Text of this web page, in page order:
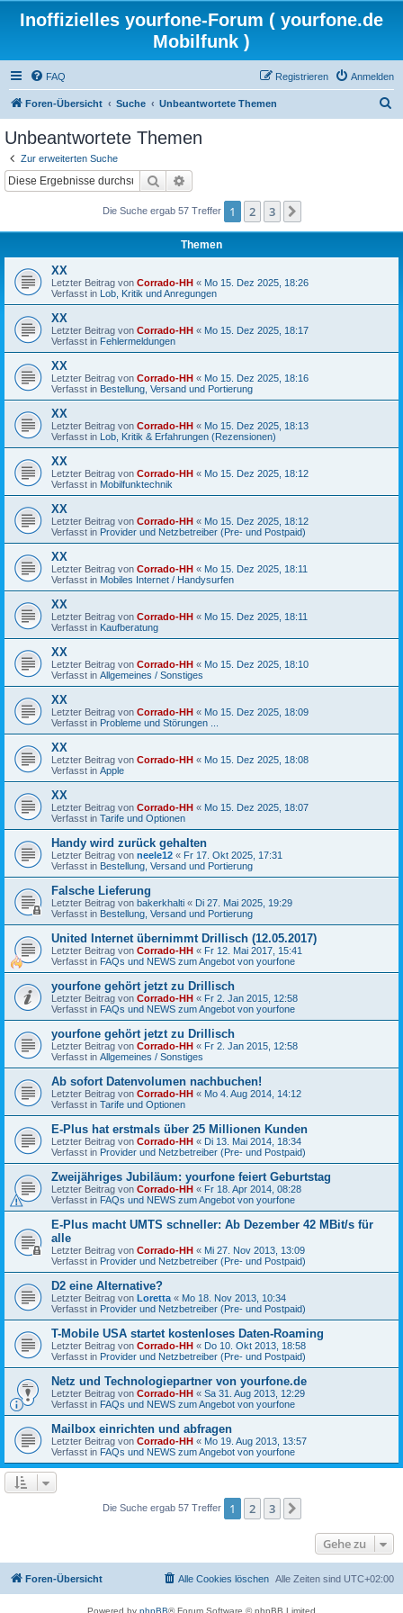
Inoffizielles yourfone-Forum ( yourfone.de
Mobilfunk )
FAQ Anmelden
Registrieren
Foren-Übersicht Suche Unbeantwortete Themen
Unbeantwortete Themen
Zur erweiterten Suche
Suche
Die Suche ergab 57 Treffer 1 2 3
Themen
XX
Letzter Beitrag von Corrado-HH « Mo 15. Dez 2025, 18:26
Verfasst in Lob, Kritik und Anregungen
XX
Letzter Beitrag von Corrado-HH « Mo 15. Dez 2025, 18:17
Verfasst in Fehlermeldungen
XX
Letzter Beitrag von Corrado-HH « Mo 15. Dez 2025, 18:16
Verfasst in Bestellung, Versand und Portierung
XX
Letzter Beitrag von Corrado-HH « Mo 15. Dez 2025, 18:13
Verfasst in Lob, Kritik & Erfahrungen (Rezensionen)
XX
Letzter Beitrag von Corrado-HH « Mo 15. Dez 2025, 18:12
Verfasst in Mobilfunktechnik
XX
Letzter Beitrag von Corrado-HH « Mo 15. Dez 2025, 18:12
Verfasst in Provider und Netzbetreiber (Pre- und Postpaid)
XX
Letzter Beitrag von Corrado-HH « Mo 15. Dez 2025, 18:11
Verfasst in Mobiles Internet / Handysurfen
XX
Letzter Beitrag von Corrado-HH « Mo 15. Dez 2025, 18:11
Verfasst in Kaufberatung
XX
Letzter Beitrag von Corrado-HH « Mo 15. Dez 2025, 18:10
Verfasst in Allgemeines / Sonstiges
XX
Letzter Beitrag von Corrado-HH « Mo 15. Dez 2025, 18:09
Verfasst in Probleme und Störungen ...
XX
Letzter Beitrag von Corrado-HH « Mo 15. Dez 2025, 18:08
Verfasst in Apple
XX
Letzter Beitrag von Corrado-HH « Mo 15. Dez 2025, 18:07
Verfasst in Tarife und Optionen
Handy wird zurück gehalten
Letzter Beitrag von neele12 « Fr 17. Okt 2025, 17:31
Verfasst in Bestellung, Versand und Portierung
Falsche Lieferung
Letzter Beitrag von bakerkhalti « Di 27. Mai 2025, 19:29
Verfasst in Bestellung, Versand und Portierung
United Internet übernimmt Drillisch (12.05.2017)
Letzter Beitrag von Corrado-HH « Fr 12. Mai 2017, 15:41
Verfasst in FAQs und NEWS zum Angebot von yourfone
yourfone gehört jetzt zu Drillisch
Letzter Beitrag von Corrado-HH « Fr 2. Jan 2015, 12:58
Verfasst in FAQs und NEWS zum Angebot von yourfone
yourfone gehört jetzt zu Drillisch
Letzter Beitrag von Corrado-HH « Fr 2. Jan 2015, 12:58
Verfasst in Allgemeines / Sonstiges
Ab sofort Datenvolumen nachbuchen!
Letzter Beitrag von Corrado-HH « Mo 4. Aug 2014, 14:12
Verfasst in Tarife und Optionen
E-Plus hat erstmals über 25 Millionen Kunden
Letzter Beitrag von Corrado-HH « Di 13. Mai 2014, 18:34
Verfasst in Provider und Netzbetreiber (Pre- und Postpaid)
Zweijähriges Jubiläum: yourfone feiert Geburtstag
Letzter Beitrag von Corrado-HH « Fr 18. Apr 2014, 08:28
Verfasst in FAQs und NEWS zum Angebot von yourfone
E-Plus macht UMTS schneller: Ab Dezember 42 MBit/s für
alle
Letzter Beitrag von Corrado-HH « Mi 27. Nov 2013, 13:09
Verfasst in Provider und Netzbetreiber (Pre- und Postpaid)
D2 eine Alternative?
Letzter Beitrag von Loretta « Mo 18. Nov 2013, 10:34
Verfasst in Provider und Netzbetreiber (Pre- und Postpaid)
T-Mobile USA startet kostenloses Daten-Roaming
Letzter Beitrag von Corrado-HH « Do 10. Okt 2013, 18:58
Verfasst in Provider und Netzbetreiber (Pre- und Postpaid)
Netz und Technologiepartner von yourfone.de
Letzter Beitrag von Corrado-HH « Sa 31. Aug 2013, 12:29
Verfasst in FAQs und NEWS zum Angebot von yourfone
Mailbox einrichten und abfragen
Letzter Beitrag von Corrado-HH « Mo 19. Aug 2013, 13:57
Verfasst in FAQs und NEWS zum Angebot von yourfone
Die Suche ergab 57 Treffer 1 2 3
Gehe zu
Foren-Übersicht Alle Zeiten sind UTC+02:00
Alle Cookies löschen
Powered by phpBB® Forum Software © phpBB Limited